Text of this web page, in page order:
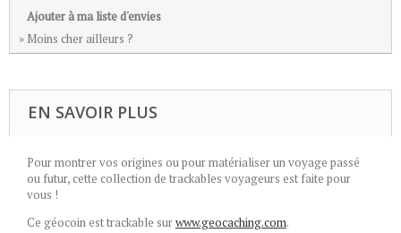
Ajouter à ma liste d'envies
» Moins cher ailleurs ?
EN SAVOIR PLUS
Pour montrer vos origines ou pour matérialiser un voyage passé
ou futur, cette collection de trackables voyageurs est faite pour
vous !
Ce géocoin est trackable surwww.geocaching.com.